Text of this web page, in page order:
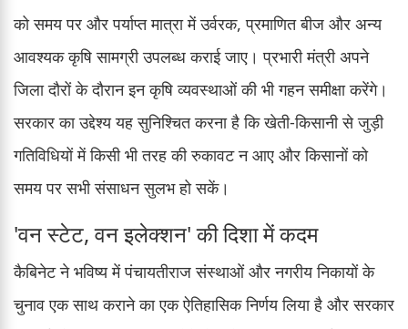
को समय पर और पर्याप्त मात्रा में उर्वरक, प्रमाणित बीज और अन्य
आवश्यक कृषि सामग्री उपलब्ध कराई जाए। प्रभारी मंत्री अपने
जिला दौरों के दौरान इन कृषि व्यवस्थाओं की भी गहन समीक्षा करेंगे।
सरकार का उद्देश्य यह सुनिश्चित करना है कि खेती-किसानी से जुड़ी
गतिविधियों में किसी भी तरह की रुकावट न आए और किसानों को
समय पर सभी संसाधन सुलभ हो सकें।
'वन स्टेट, वन इलेक्शन' की दिशा में कदम
कैबिनेट ने भविष्य में पंचायतीराज संस्थाओं और नगरीय निकायों के
चुनाव एक साथ कराने का एक ऐतिहासिक निर्णय लिया है और सरकार